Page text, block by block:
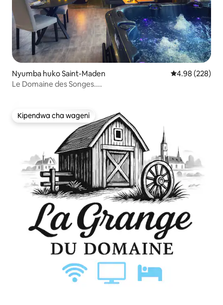
Nyumba huko Saint-Maden Ukadiriaji wa
4.98 (228)
Le Domaine des Songes....
Kipendwa cha wageni
Kipendwa cha wageni